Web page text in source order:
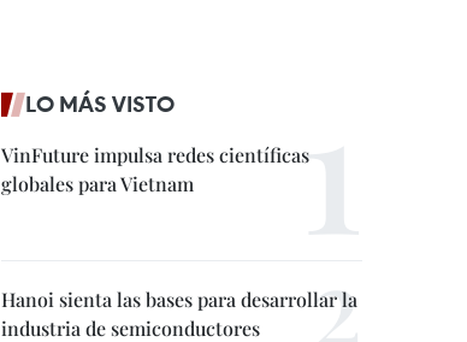
LO MÁS VISTO
VinFuture impulsa redes científicas
globales para Vietnam
Hanoi sienta las bases para desarrollar la
industria de semiconductores